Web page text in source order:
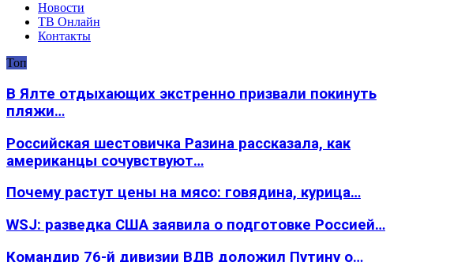
Новости
ТВ Онлайн
Контакты
Топ
В Ялте отдыхающих экстренно призвали покинуть
пляжи…
Российская шестовичка Разина рассказала, как
американцы сочувствуют…
Почему растут цены на мясо: говядина, курица…
WSJ: разведка США заявила о подготовке Россией…
Командир 76-й дивизии ВДВ доложил Путину о…